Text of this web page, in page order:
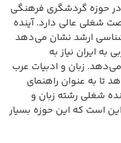
در حوزه گردشگری فرهنگی
شغلی عالی دارد. آینده
ارشد نشان می‌دهد
ایران نیاز به
زبان و ادبیات عرب
تا به عنوان راهنمای
شغلی رشته زبان و
است که این حوزه بسیار